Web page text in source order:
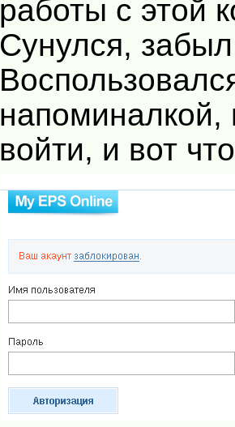
работы с этой
Сунулся,
напоминалкой,
войти, и вот